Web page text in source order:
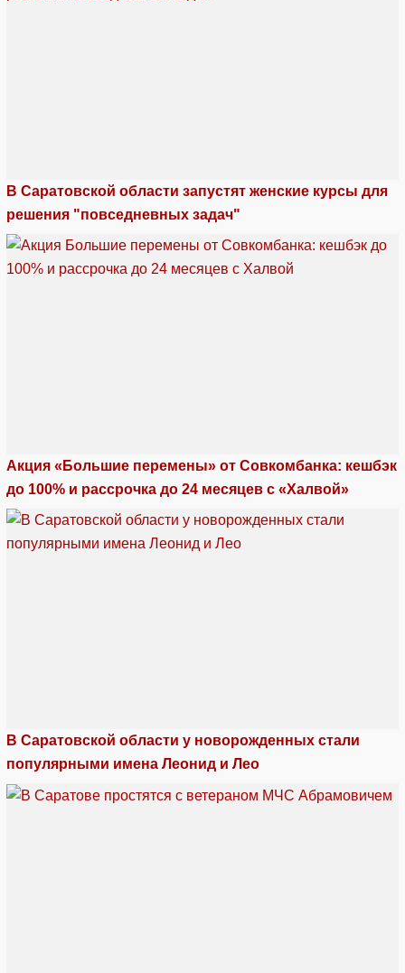
В Саратовской области запустят женские курсы для
решения "повседневных задач"
Акция «Большие перемены» от Совкомбанка: кешбэк
до 100% и рассрочка до 24 месяцев с «Халвой»
В Саратовской области у новорожденных стали
популярными имена Леонид и Лео